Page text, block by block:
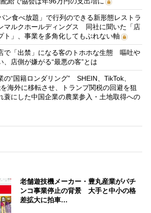
ン食べ放題」で行列のできる新形態レストラ
マルクホールディングス 同社に聞いた「店
ト」、事業を多角化してもぶれない軸
で「出禁」になる客のトホホな生態 嘔吐や
、店側が嫌がる“最悪の客”とは
の“国籍ロンダリング” SHEIN、TikTok、
海外に移転させ、トランプ関税の回避を狙
にした中国企業の農業参入・土地取得への
老舗遊技機メーカー・豊丸産業がパチ
ンコ事業停止の背景 大手と中小の格
差拡大に拍車…